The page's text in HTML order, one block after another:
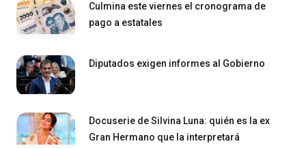
Culmina este viernes el cronograma de
pago a estatales
Diputados exigen informes al Gobierno
Docuserie de Silvina Luna: quién es la ex
Gran Hermano que la interpretará